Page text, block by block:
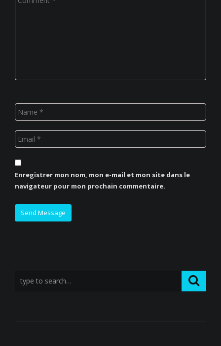
Enregistrer mon nom, mon e-mail et mon site dans le
navigateur pour mon prochain commentaire.